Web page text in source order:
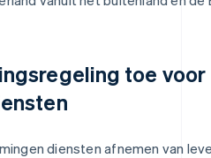
toe voor
diensten afnemen van